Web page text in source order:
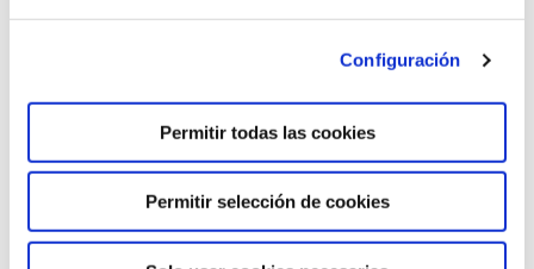
Configuración
Permitir todas las cookies
Permitir selección de cookies